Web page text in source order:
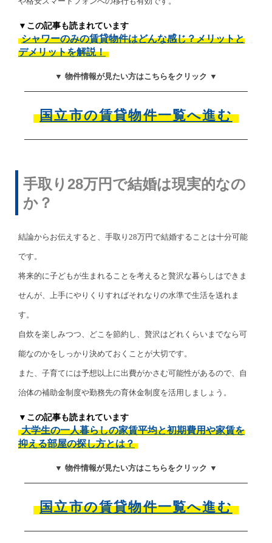
▼この記事も読まれています
シャワーのみの賃貸物件はどんな感じ？メリットと
デメリットを解説！
▼ 物件情報が見たい方はこちらをクリック ▼
国立市の賃貸物件一覧へ進む
手取り28万円で結婚は現実的なの
か？
結論からお伝えすると、手取り28万円で結婚することは十分可能
です。
将来的に子どもが生まれることを考えると贅沢な暮らしはできま
せんが、上手にやりくりすればそれなりの水準で生活を送れま
す。
自炊を楽しみつつ、どこを節約し、贅沢はどれくらいまでなら可
能なのかをしっかり決めておくことが大切です。
また、子育てには予想以上に出費がかさむ可能性があるので、自
治体の補助金制度や勤務先の育休金制度を活用しましょう。
▼この記事も読まれています
大学生の一人暮らしの家賃平均と初期費用や家賃を
抑える部屋の探し方とは？
▼ 物件情報が見たい方はこちらをクリック ▼
国立市の賃貸物件一覧へ進む